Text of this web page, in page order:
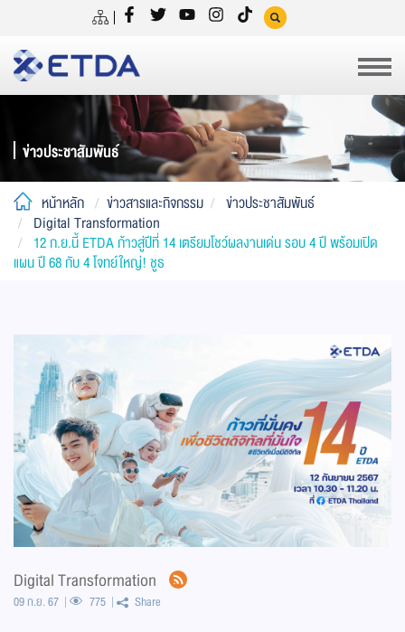
ข่าวประชาสัมพันธ์
หน้าหลัก ข่าวสารและกิจกรรม
ข่าวประชาสัมพันธ์
Digital Transformation
12 ก.ย.นี้ ETDA ก้าวสู่ปีที่ 14 เตรียมโชว์ผลงานเด่น รอบ 4 ปี พร้อมเปิด
แผน ปี 68 กับ 4 โจทย์ใหญ่! ชูธ
Digital Transformation
09 ก.ย. 67 775 Share